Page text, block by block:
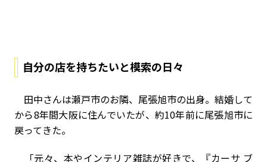
自分の店を持ちたいと模索の日々
田中さんは瀬戸市のお隣、尾張旭市の出身。結婚して
から8年間大阪に住んでいたが、約10年前に尾張旭市に
戻ってきた。
「元々、本やインテリア雑誌が好きで、『カーサ ブ